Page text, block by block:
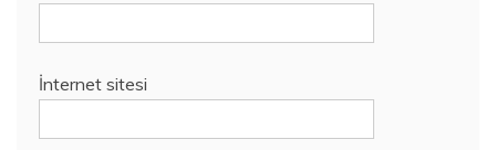
İnternet sitesi